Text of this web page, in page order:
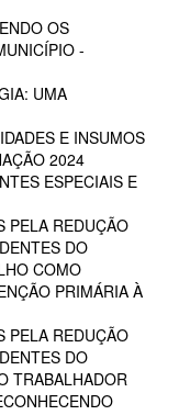
OS
-
UMA
E INSUMOS
2024
ESPECIAIS E
PELA REDUÇÃO
DO
COMO
PRIMÁRIA À
PELA REDUÇÃO
DO
TRABALHADOR